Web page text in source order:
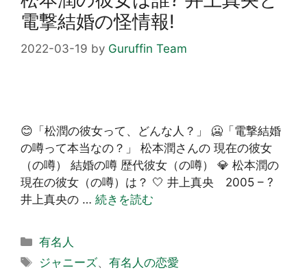
電撃結婚の怪情報!
2022-03-19 by Guruffin Team
😊「松潤の彼女って、どんな人？」 🥶「電撃結婚
の噂って本当なの？」 松本潤さんの 現在の彼女
（の噂） 結婚の噂 歴代彼女（の噂） 💎 松本潤の
現在の彼女（の噂）は？ 🤍 井上真央 2005 – ?
井上真央の … 続きを読む
カ
テ
有名人
タ
ジャニーズ、有名人の恋愛